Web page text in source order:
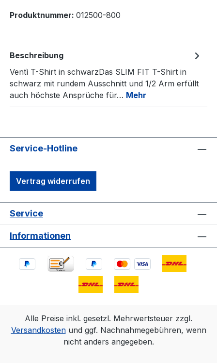
Produktnummer: 012500-800
Beschreibung
Ventì T-Shirt in schwarzDas SLIM FIT T-Shirt in
schwarz mit rundem Ausschnitt und 1/2 Arm erfüllt
auch höchste Ansprüche für… Mehr
Service-Hotline
Vertrag widerrufen
Service
Informationen
Alle Preise inkl. gesetzl. Mehrwertsteuer zzgl.
Versandkostenund ggf. Nachnahmegebühren, wenn
nicht anders angegeben.